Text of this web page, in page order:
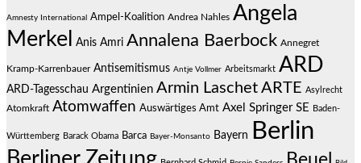
Amnesty International Ampel-Koalition Andrea Nahles Angela
Merkel
Anis Amri Annalena Baerbock Annegret
Kramp-Karrenbauer Antisemitismus Antje Vollmer Arbeitsmarkt ARD
ARD-Tagesschau Argentinien Armin Laschet ARTE Asylrecht
Atomkraft Atomwaffen Auswärtiges Amt Axel Springer SE Baden-
Württemberg Barack Obama Barca Bayer-Monsanto Bayern Berlin